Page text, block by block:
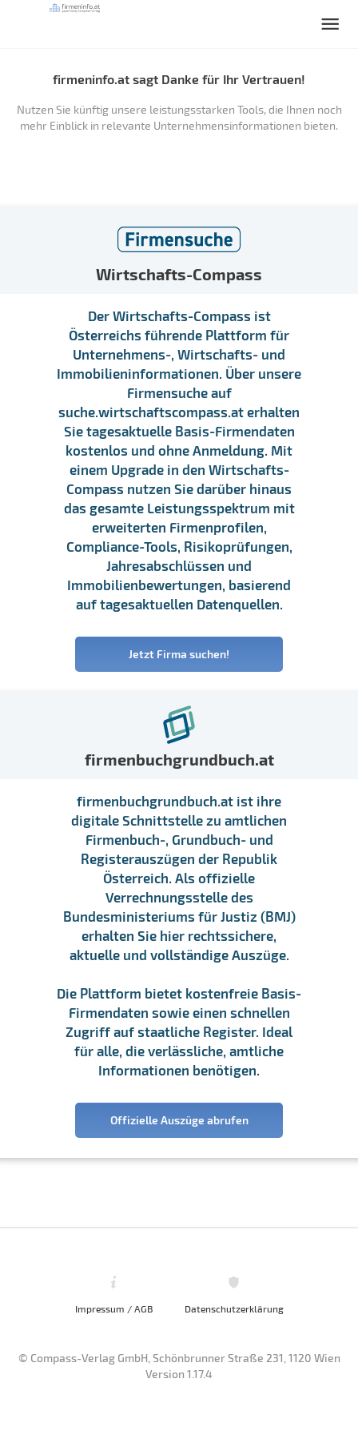
firmeninfo.at sagt Danke für Ihr Vertrauen!
Nutzen Sie künftig unsere leistungsstarken Tools, die Ihnen noch
mehr Einblick in relevante Unternehmensinformationen bieten.
Wirtschafts-Compass
Der Wirtschafts-Compass ist
Österreichs führende Plattform für
Unternehmens-, Wirtschafts- und
Immobilieninformationen. Über unsere
Firmensuche auf
suche.wirtschaftscompass.at erhalten
Sie tagesaktuelle Basis-Firmendaten
kostenlos und ohne Anmeldung. Mit
einem Upgrade in den Wirtschafts-
Compass nutzen Sie darüber hinaus
das gesamte Leistungsspektrum mit
erweiterten Firmenprofilen,
Compliance-Tools, Risikoprüfungen,
Jahresabschlüssen und
Immobilienbewertungen, basierend
auf tagesaktuellen Datenquellen.
Jetzt Firma suchen!
firmenbuchgrundbuch.at
firmenbuchgrundbuch.at ist ihre
digitale Schnittstelle zu amtlichen
Firmenbuch-, Grundbuch- und
Registerauszügen der Republik
Österreich. Als offizielle
Verrechnungsstelle des
Bundesministeriums für Justiz (BMJ)
erhalten Sie hier rechtssichere,
aktuelle und vollständige Auszüge.
Die Plattform bietet kostenfreie Basis-
Firmendaten sowie einen schnellen
Zugriff auf staatliche Register. Ideal
für alle, die verlässliche, amtliche
Informationen benötigen.
Offizielle Auszüge abrufen
Impressum / AGB Datenschutzerklärung
© Compass-Verlag GmbH, Schönbrunner Straße 231, 1120 Wien
Version 1.17.4